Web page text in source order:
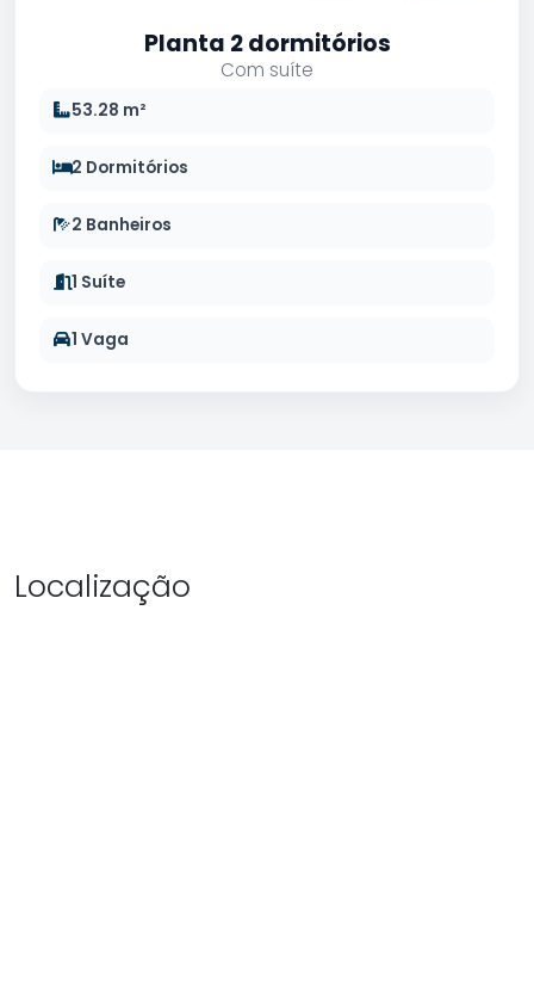
Planta 2 dormitórios
Com suíte
53.28 m²
2 Dormitórios
2 Banheiros
1 Suíte
1 Vaga
Localização